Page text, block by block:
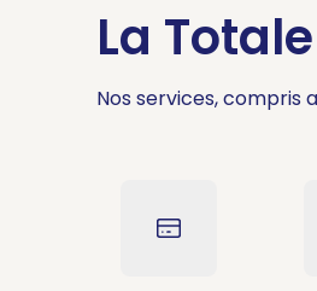
La
Nos services, compris